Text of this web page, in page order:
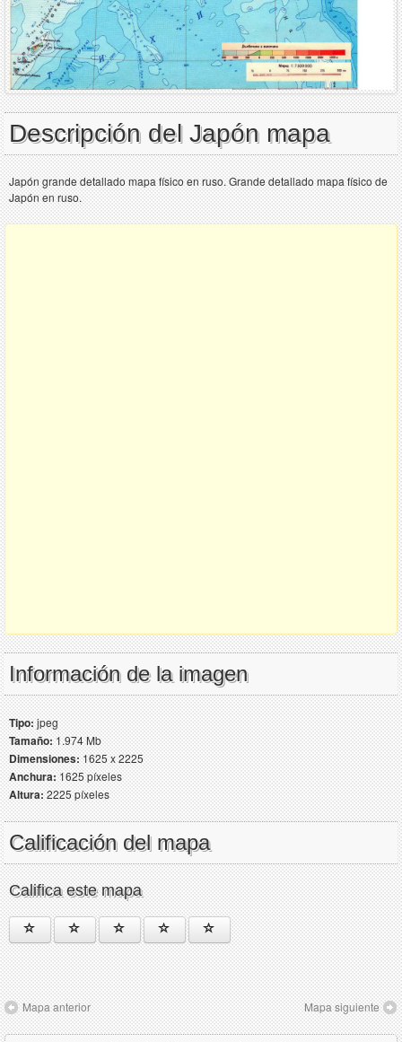
Descripción del Japón mapa
Japón grande detallado mapa físico en ruso. Grande detallado mapa físico de
Japón en ruso.
Información de la imagen
Tipo:jpeg
Tamaño:1.974 Mb
Dimensiones:1625 x 2225
Anchura:1625 píxeles
Altura:2225 píxeles
Calificación del mapa
Califica este mapa
Mapa anterior Mapa siguiente